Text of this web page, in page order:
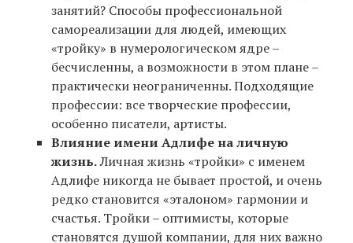
занятий? Способы профессиональной
самореализации для людей, имеющих
«тройку» в нумерологическом ядре –
бесчисленны, а возможности в этом плане –
практически неограниченны. Подходящие
профессии: все творческие профессии,
особенно писатели, артисты.
Влияние имени Адлифе на личную
жизнь.Личная жизнь «тройки» с именем
Адлифе никогда не бывает простой, и очень
редко становится «эталоном» гармонии и
счастья. Тройки – оптимисты, которые
становятся душой компании, для них важно